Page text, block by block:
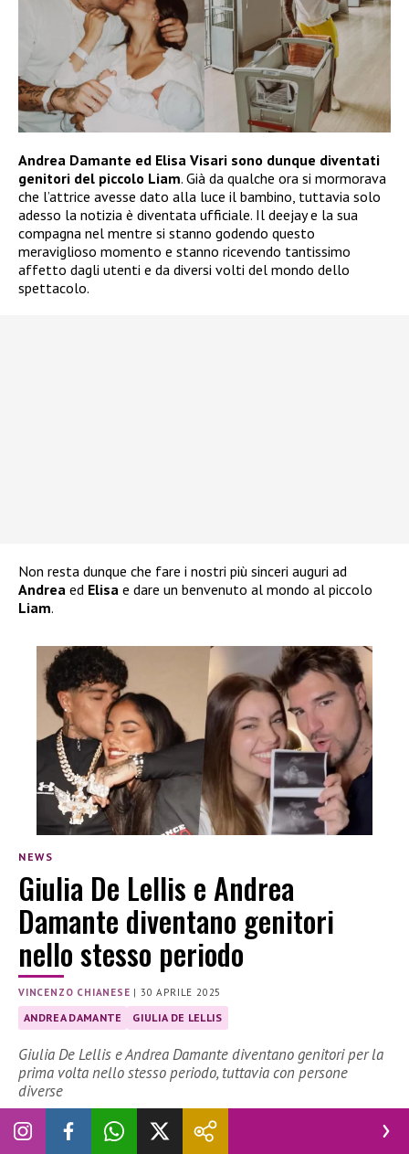
Andrea Damante ed Elisa Visari sono dunque diventati
genitori del piccolo Liam. Già da qualche ora si mormorava
che l’attrice avesse dato alla luce il bambino, tuttavia solo
adesso la notizia è diventata ufficiale. Il deejay e la sua
compagna nel mentre si stanno godendo questo
meraviglioso momento e stanno ricevendo tantissimo
affetto dagli utenti e da diversi volti del mondo dello
spettacolo.
Non resta dunque che fare i nostri più sinceri auguri ad
Andrea ed Elisa e dare un benvenuto al mondo al piccolo
Liam.
NEWS
Giulia De Lellis e Andrea
Damante diventano genitori
nello stesso periodo
VINCENZO CHIANESE |30 APRILE 2025
ANDREA DAMANTE GIULIA DE LELLIS
Giulia De Lellis e Andrea Damante diventano genitori per la
prima volta nello stesso periodo, tuttavia con persone
diverse
Poche settimane fa Andrea Damante
sta per diventare padre per la prima volta. Nelle ultime ore